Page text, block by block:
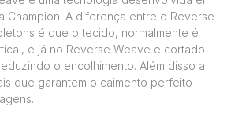
Champion. A diferença entre o Reverse
é que o tecido, normalmente é
e já no Reverse Weave é cortado
o encolhimento. Além disso a
que garantem o caimento perfeito